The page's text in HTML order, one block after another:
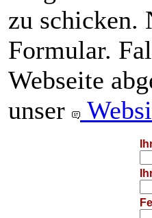
zu schicken.
Formular.
Webseite
unser